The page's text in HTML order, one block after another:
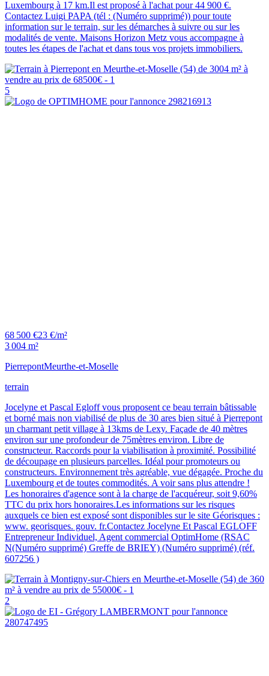
Luxembourg à 17 km.Il est proposé à l'achat pour 44 900 €.
Contactez Luigi PAPA (tél : (Numéro supprimé)) pour toute
information sur le terrain, sur les démarches à suivre ou sur les
modalités de vente. Maisons Horizon Metz vous accompagne à
toutes les étapes de l'achat et dans tous vos projets immobiliers.
5
68 500 €23 €/m²
3 004 m²
PierrepontMeurthe-et-Moselle
terrain
Jocelyne et Pascal Egloff vous proposent ce beau terrain bâtissable
et borné mais non viabilisé de plus de 30 ares bien situé à Pierrepont
un charmant petit village à 13kms de Lexy. Façade de 40 mètres
environ sur une profondeur de 75mètres environ. Libre de
constructeur. Raccords pour la viabilisation à proximité. Possibilité
de découpage en plusieurs parcelles. Idéal pour promoteurs ou
constructeurs. Environnement très agréable, vue dégagée. Proche du
Luxembourg et de toutes commodités. A voir sans plus attendre !
Les honoraires d'agence sont à la charge de l'acquéreur, soit 9,60%
TTC du prix hors honoraires.Les informations sur les risques
auxquels ce bien est exposé sont disponibles sur le site Géorisques :
www. georisques. gouv. fr.Contactez Jocelyne Et Pascal EGLOFF
Entrepreneur Individuel, Agent commercial OptimHome (RSAC
N(Numéro supprimé) Greffe de BRIEY) (Numéro supprimé) (réf.
607256 )
2